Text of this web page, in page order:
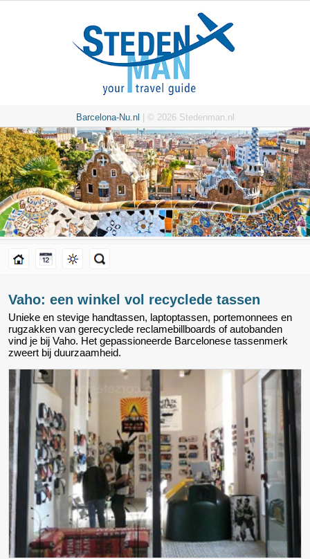
Barcelona-Nu.nl | © 2026 Stedenman.nl
Vaho: een winkel vol recyclede tassen
Unieke en stevige handtassen, laptoptassen, portemonnees en
rugzakken van gerecyclede reclamebillboards of autobanden
vind je bij Vaho. Het gepassioneerde Barcelonese tassenmerk
zweert bij duurzaamheid.